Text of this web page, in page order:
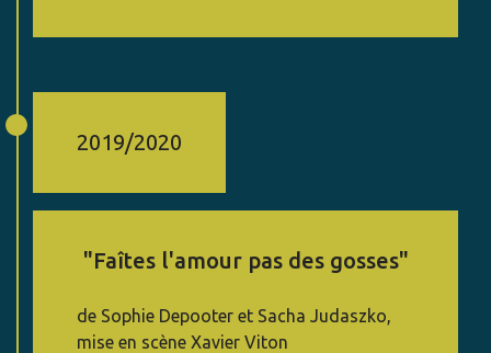
2019/2020
"Faîtes l'amour pas des gosses"
de Sophie Depooter et Sacha Judaszko,
mise en scène Xavier Viton